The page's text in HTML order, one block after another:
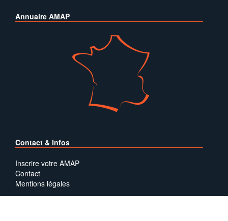
Annuaire AMAP
Contact & Infos
Inscrire votre AMAP
Contact
Mentions légales